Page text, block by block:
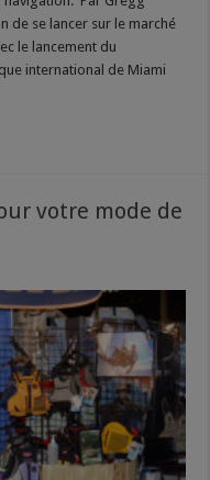
de se lancer sur le marché
le lancement du
international de Miami
votre mode de